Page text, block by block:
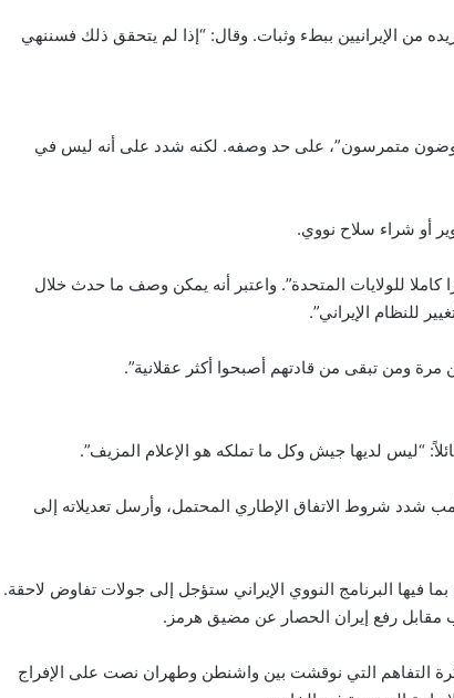
من الإيرانيين ببطء وثبات. وقال: “إذا لم يتحقق ذلك فسننهي
مفاوضون متمرسون”، على حد وصفه. لكنه شدد على أنه ليس في
أو شراء سلاح نووي.
كاملا للولايات المتحدة”. واعتبر أنه يمكن وصف ما حدث خلال
للنظام الإيراني”.
مرة ومن تبقى من قادتهم أصبحوا أكثر عقلانية”.
“ليس لديها جيش وكل ما تملكه هو الإعلام المزيف”.
شدد شروط الاتفاق الإطاري المحتمل، وأرسل تعديلاته إلى
فيها البرنامج النووي الإيراني ستؤجل إلى جولات تفاوض لاحقة.
مقابل رفع إيران الحصار عن مضيق هرمز.
التفاهم التي نوقشت بين واشنطن وطهران نصت على الإفراج